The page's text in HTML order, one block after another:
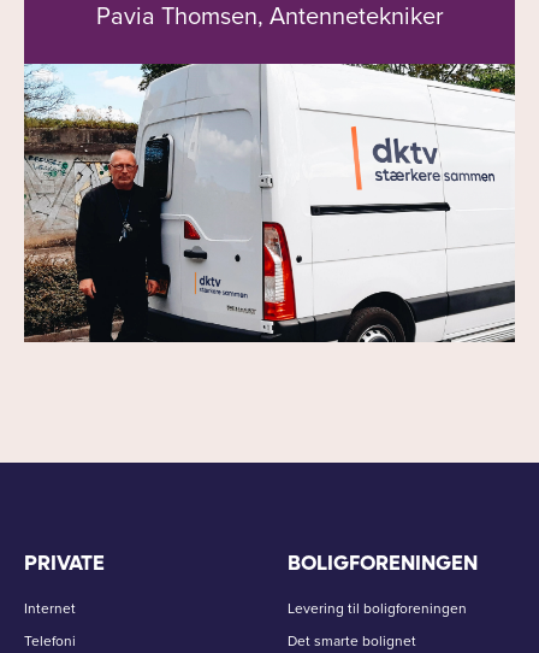
Pavia Thomsen, Antennetekniker
PRIVATE
Internet
Telefoni
BOLIGFORENINGEN
Levering til boligforeningen
Det smarte bolignet